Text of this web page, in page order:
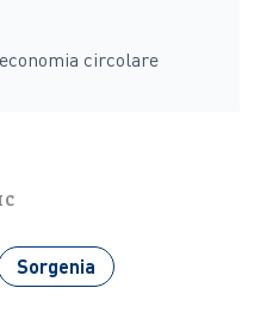
circolare
Sorgenia